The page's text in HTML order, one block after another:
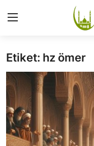
Giriş
İLETİŞİM
GÜNDEM
HAKKIMIZDA
Etiket: hz ömer